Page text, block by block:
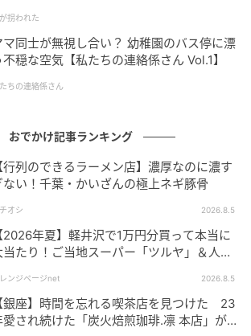
イーツ盛り合わせ
拐われた
マ同士が無視し合い？ 幼稚園のバス停に漂
不穏な空気【私たちの連絡係さん Vol.1】
ちの連絡係さん
おでかけ記事ランキング
行列のできるラーメン店】濃厚なのに濃す
ない！千葉・かいざんの極上ネギ豚骨
オシ 2026.8.5
2026年夏】軽井沢で1万円分買って本当に
当たり！ご当地スーパー「ツルヤ」＆人気
ンジページnet 2026.8.5
銀座】時間を忘れる喫茶店を見つけた 23
愛され続けた「炭火焙煎珈琲.凛 本店」がも